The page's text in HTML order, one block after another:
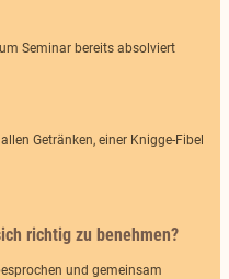
Seminar bereits absolviert
Getränken, einer Knigge-Fibel
richtig zu benehmen?
und gemeinsam